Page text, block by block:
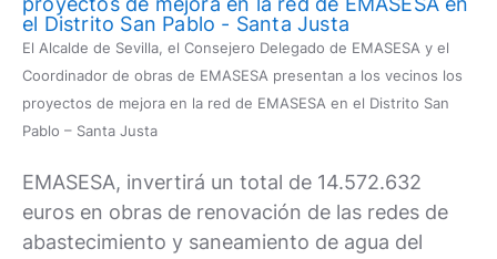
El Alcalde de Sevilla, el Consejero Delegado de EMASESA y el
Coordinador de obras de EMASESA presentan a los vecinos los
proyectos de mejora en la red de EMASESA en el Distrito San
Pablo – Santa Justa
EMASESA, invertirá un total de 14.572.632
euros en obras de renovación de las redes de
abastecimiento y saneamiento de agua del